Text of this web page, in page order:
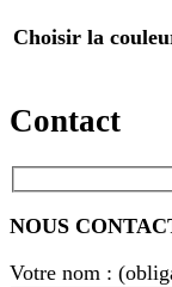
Choisir la
Contact
NOUS
Votre nom :